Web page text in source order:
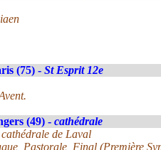
(75) - St Esprit 12e
(49) - cathédrale
de Laval
Pastorale, Final (Première